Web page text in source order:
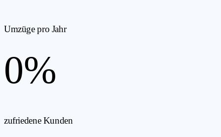
Umzüge pro Jahr
0%
zufriedene Kunden